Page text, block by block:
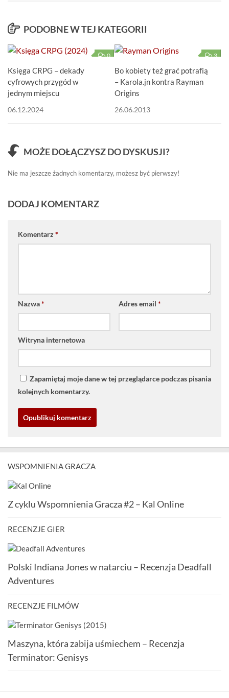
PODOBNE W TEJ KATEGORII
0
Księga CRPG – dekady
cyfrowych przygód w
jednym miejscu
06.12.2024
3
Bo kobiety też grać potrafią
– Karola.jn kontra Rayman
Origins
26.06.2013
MOŻE DOŁĄCZYSZ DO DYSKUSJI?
Nie ma jeszcze żadnych komentarzy, możesz być pierwszy!
DODAJ KOMENTARZ
Komentarz *
Nazwa* Adres email *
Witryna internetowa
Zapamiętaj moje dane w tej przeglądarce podczas pisania
kolejnych komentarzy.
WSPOMNIENIA GRACZA
Z cyklu Wspomnienia Gracza #2 – Kal Online
RECENZJE GIER
Polski Indiana Jones w natarciu – Recenzja Deadfall
Adventures
RECENZJE FILMÓW
Maszyna, która zabija uśmiechem – Recenzja
Terminator: Genisys